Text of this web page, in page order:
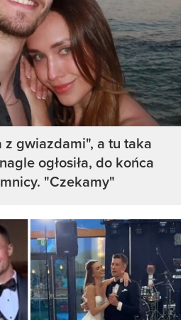
z gwiazdami", a tu taka
ogłosiła, do końca
"Czekamy"